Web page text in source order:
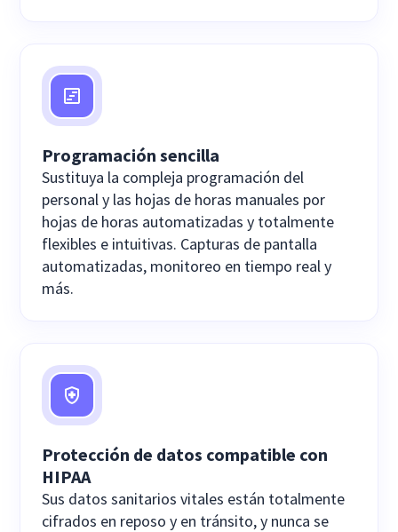
Programación sencilla
Sustituya la compleja programación del
personal y las hojas de horas manuales por
hojas de horas automatizadas y totalmente
flexibles e intuitivas. Capturas de pantalla
automatizadas, monitoreo en tiempo real y
más.
Protección de datos compatible con
HIPAA
Sus datos sanitarios vitales están totalmente
cifrados en reposo y en tránsito, y nunca se